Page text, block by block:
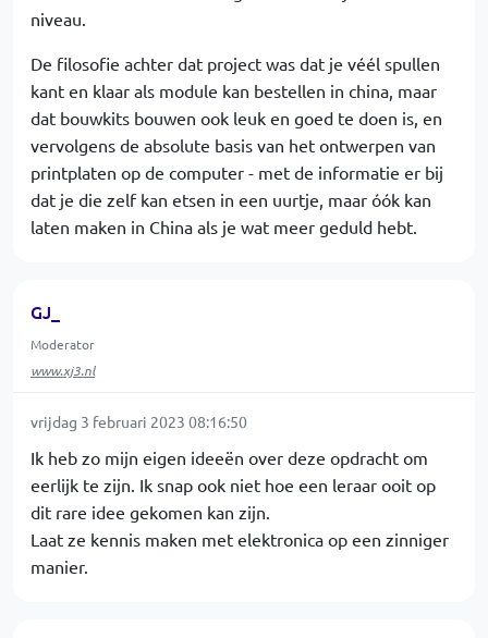
niveau.
De filosofie achter dat project was dat je véél spullen
kant en klaar als module kan bestellen in china, maar
dat bouwkits bouwen ook leuk en goed te doen is, en
vervolgens de absolute basis van het ontwerpen van
printplaten op de computer - met de informatie er bij
dat je die zelf kan etsen in een uurtje, maar óók kan
laten maken in China als je wat meer geduld hebt.
GJ_
Moderator
www.xj3.nl
vrijdag 3 februari 2023 08:16:50
Ik heb zo mijn eigen ideeën over deze opdracht om
eerlijk te zijn. Ik snap ook niet hoe een leraar ooit op
dit rare idee gekomen kan zijn.
Laat ze kennis maken met elektronica op een zinniger
manier.